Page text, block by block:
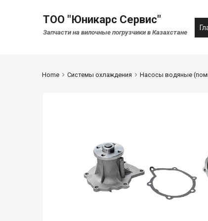
ТОО "Юникарс Сервис"
Запчасти на вилочные погрузчики в Казахстане
Home Системы охлаждения Насосы водяные